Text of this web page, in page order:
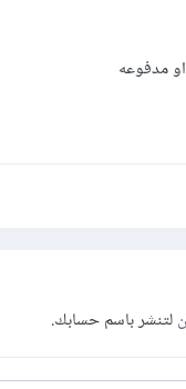
مدفوعه
لتنشر باسم حسابك.